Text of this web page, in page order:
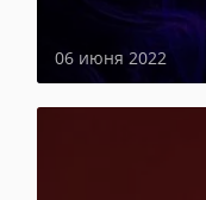
06 июня 2022